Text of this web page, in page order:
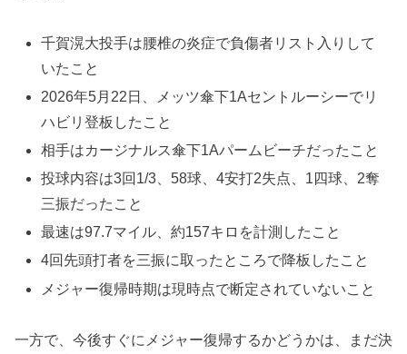
千賀滉大投手は腰椎の炎症で負傷者リスト入りして
いたこと
2026年5月22日、メッツ傘下1Aセントルーシーでリ
ハビリ登板したこと
相手はカージナルス傘下1Aパームビーチだったこと
投球内容は3回1/3、58球、4安打2失点、1四球、2奪
三振だったこと
最速は97.7マイル、約157キロを計測したこと
4回先頭打者を三振に取ったところで降板したこと
メジャー復帰時期は現時点で断定されていないこと
一方で、今後すぐにメジャー復帰するかどうかは、まだ決